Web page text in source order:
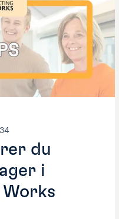
34
du
i